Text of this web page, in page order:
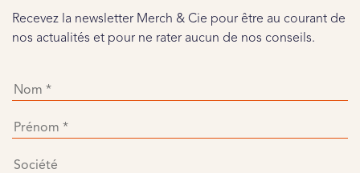
Recevez la newsletter Merch & Cie pour être au courant de
nos actualités et pour ne rater aucun de nos conseils.